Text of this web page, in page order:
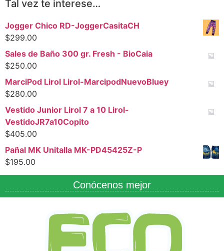
Tal vez te interese…
Jogger Chico RD-JoggerCasitaCH
$299.00
Sales de Baño 300 gr. Fresh - BioCaia
$250.00
MarciPod Lirol Lirol-MarcipodNuevoBluey
$280.00
Vestido Junior Lirol 7 a 10 Lirol-
VestidoJR7a10Copito
$405.00
Pañal MK Unitalla MK-PD45425Z-P
$195.00
Conócenos mejor